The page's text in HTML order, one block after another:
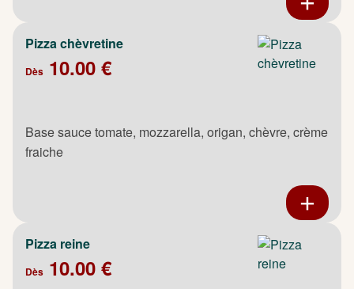
Pizza chèvretine
Dès 10.00 €
Base sauce tomate, mozzarella, origan, chèvre, crème
fraiche
Pizza reine
Dès 10.00 €